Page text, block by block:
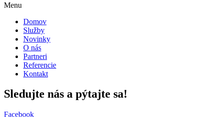
Menu
Domov
Služby
Novinky
O nás
Partneri
Referencie
Kontakt
Sledujte nás a pýtajte sa!
Facebook